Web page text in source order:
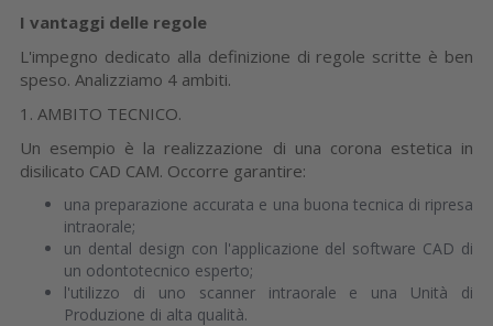
I vantaggi delle regole
L'impegno dedicato alla definizione di regole scritte è ben
speso. Analizziamo 4 ambiti.
1. AMBITO TECNICO.
Un esempio è la realizzazione di una corona estetica in
disilicato CAD CAM. Occorre garantire:
una preparazione accurata e una buona tecnica di ripresa
intraorale;
un dental design con l'applicazione del software CAD di
un odontotecnico esperto;
l'utilizzo di uno scanner intraorale e una Unità di
Produzione di alta qualità.